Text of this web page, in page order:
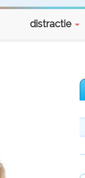
distractie